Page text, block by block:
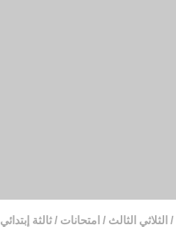
/ الثلاثي الثالث / امتحانات / ثالثة إبتدائي